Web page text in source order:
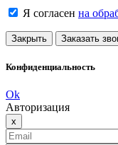
Я согласен на
Закрыть Заказать
Конфиденциальность
Ok
Авторизация
x